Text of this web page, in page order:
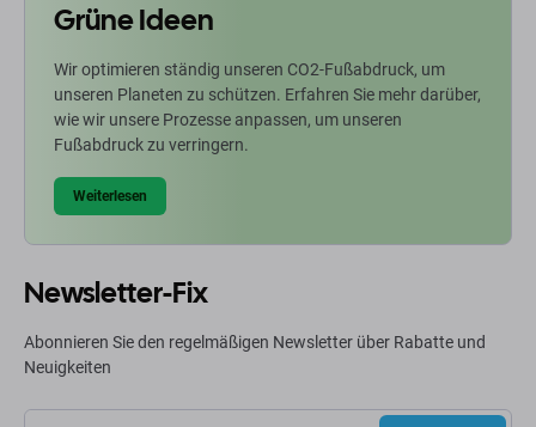
Grüne Ideen
Wir optimieren ständig unseren CO2-Fußabdruck, um
unseren Planeten zu schützen. Erfahren Sie mehr darüber,
wie wir unsere Prozesse anpassen, um unseren
Fußabdruck zu verringern.
Weiterlesen
Newsletter-Fix
Abonnieren Sie den regelmäßigen Newsletter über Rabatte und
Neuigkeiten